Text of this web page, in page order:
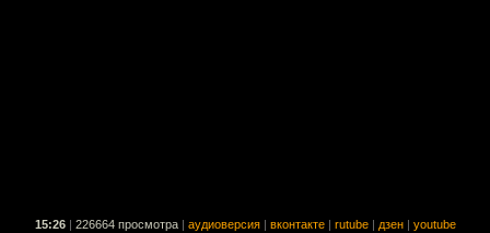
15:26 226664 просмотра аудиоверсия вконтакте rutube дзен youtube